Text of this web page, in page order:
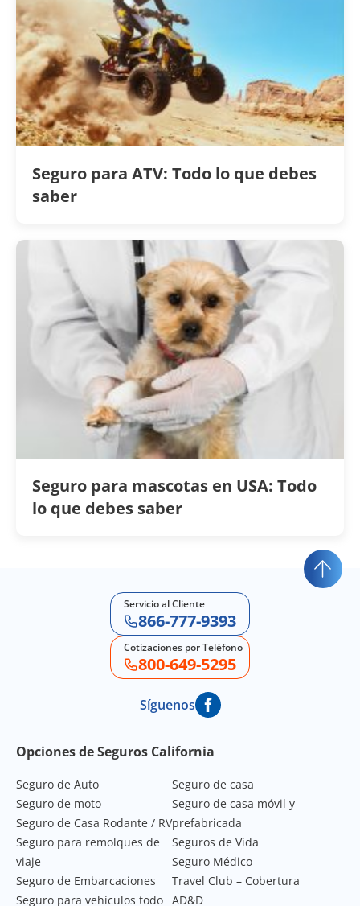
Seguro para ATV: Todo lo que debes
saber
Seguro para mascotas en USA: Todo
lo que debes saber
Servicio al Cliente
866-777-9393
Cotizaciones por Teléfono
800-649-5295
Síguenos
Footer Navigation
Opciones de Seguros California
Seguro de Auto
Seguro de moto
Seguro de Casa Rodante / RV
Seguro para remolques de
viaje
Seguro de Embarcaciones
Seguro para vehículos todo
Seguro de casa
Seguro de casa móvil y
prefabricada
Seguros de Vida
Seguro Médico
Travel Club – Cobertura
AD&D